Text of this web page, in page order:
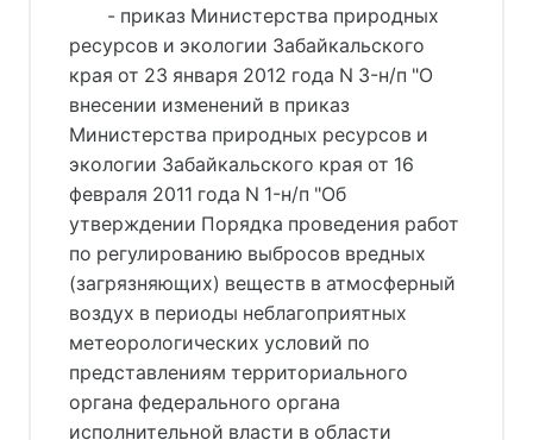
- приказ Министерства природных
ресурсов и экологии Забайкальского
края от 23 января 2012 года N 3-н/п "О
внесении изменений в приказ
Министерства природных ресурсов и
экологии Забайкальского края от 16
февраля 2011 года N 1-н/п "Об
утверждении Порядка проведения работ
по регулированию выбросов вредных
(загрязняющих) веществ в атмосферный
воздух в периоды неблагоприятных
метеорологических условий по
представлениям территориального
органа федерального органа
исполнительной власти в области